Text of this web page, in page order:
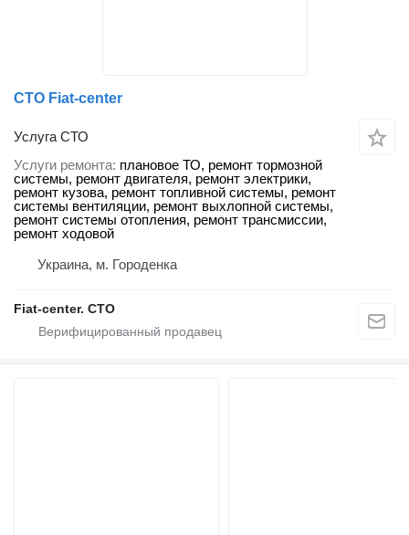
СТО Fiat-center
Услуга СТО
Услуги ремонта плановое ТО, ремонт тормозной
системы, ремонт двигателя, ремонт электрики,
ремонт кузова, ремонт топливной системы, ремонт
системы вентиляции, ремонт выхлопной системы,
ремонт системы отопления, ремонт трансмиссии,
ремонт ходовой
Украина, м. Городенка
Fiat-center. СТО